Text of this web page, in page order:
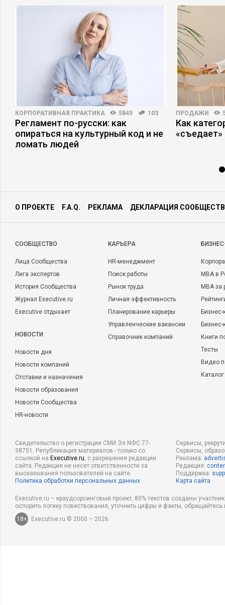
КОРПОРАТИВНАЯ ПРАКТИКА 5845 103
Регламент по-русски: как
опираться на культурный код и не
ломать людей
ПРОДАЖИ
Как
О ПРОЕКТЕ F.A.Q. РЕКЛАМА ДЕКЛАРАЦИЯ
CООБЩЕСТВО
Лица Сообщества
Лига экспертов
История Сообщества
Журнал Executive.ru
Executive отдыхает
НОВОСТИ
Новости дня
Новости компаний
Отставки и назначения
Новости образования
Новости Сообщества
HR-новости
КАРЬЕРА
HR-менеджмент
Поиск работы
Рынок труда
Личная эффективность
Планирование карьеры
Управленческие вакансии
Справочник компаний
MBA в
MBA
Бизнес-
Книги
Тесты
Видео
Свидетельство о регистрации СМИ Эл NФС 77-
38751. Републикация материалов - только со
ссылкой на Executive.ru, с разрешения редакции
сайта. Редакция не несет ответственности за
высказывания пользователей на сайте.
Политика обработки персональных данных
Сервисы,
Сервисы,
Реклама:
Редакция:
Поддержка:
Карта сайта
Executive.ru – краудсорсинговый проект, 80% текстов созданы
оспорить логику повествования, уточнить цифры и факты,
18+
Executive.ru © 2000 – 2026.